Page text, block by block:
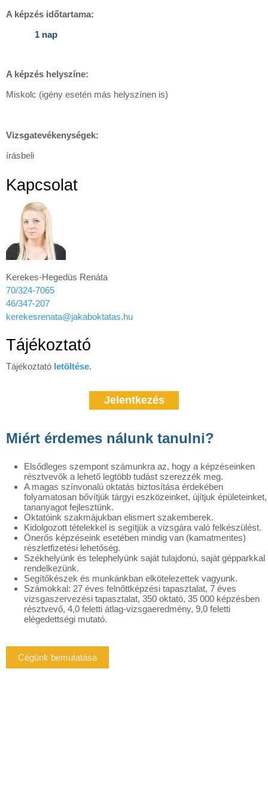
A képzés időtartama:
1 nap
A képzés helyszíne:
Miskolc (igény esetén más helyszínen is)
Vizsgatevékenységek:
írásbeli
Kapcsolat
Kerekes-Hegedüs Renáta
70/324-7065
46/347-207
kerekesrenata@jakaboktatas.hu
Tájékoztató
Tájékoztató letöltése.
Jelentkezés
Miért érdemes nálunk tanulni?
Elsődleges szempont számunkra az, hogy a képzéseinken
résztvevők a lehető legtöbb tudást szerezzék meg.
A magas színvonalú oktatás biztosítása érdekében
folyamatosan bővítjük tárgyi eszközeinket, újítjuk épületeinket,
tananyagot fejlesztünk.
Oktatóink szakmájukban elismert szakemberek.
Kidolgozott tételekkel is segítjük a vizsgára való felkészülést.
Önerős képzéseink esetében mindig van (kamatmentes)
részletfizetési lehetőség.
Székhelyünk és telephelyünk saját tulajdonú, saját gépparkkal
rendelkezünk.
Segítőkészek és munkánkban elkötelezettek vagyunk.
Számokkal: 27 éves felnőttképzési tapasztalat, 7 éves
vizsgaszervezési tapasztalat, 350 oktató, 35 000 képzésben
résztvevő, 4,0 feletti átlag-vizsgaeredmény, 9,0 feletti
elégedettségi mutató.
Cégünk bemutatása